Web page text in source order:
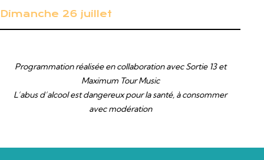
Dimanche 26 juillet
Programmation réalisée en collaboration avec Sortie 13 et
Maximum Tour Music
L’abus d’alcool est dangereux pour la santé, à consommer
avec modération